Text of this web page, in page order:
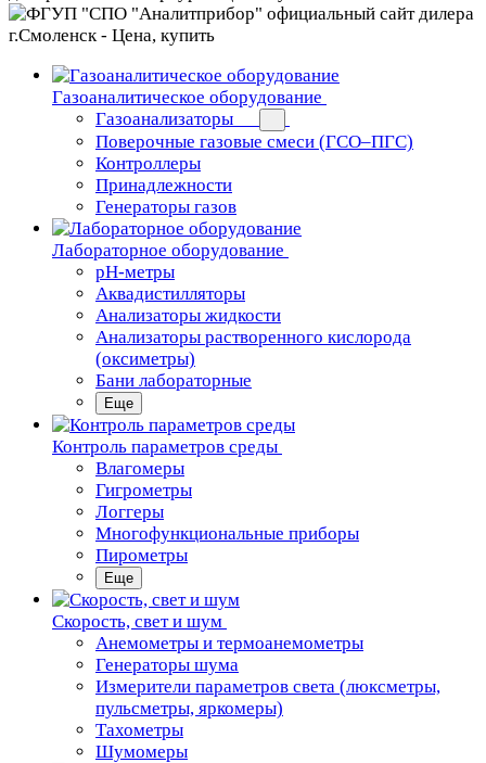
Газоаналитическое оборудование
Газоанализаторы
Поверочные газовые смеси (ГСО–ПГС)
Контроллеры
Принадлежности
Генераторы газов
Лабораторное оборудование
pH-метры
Аквадистилляторы
Анализаторы жидкости
Анализаторы растворенного кислорода
(оксиметры)
Бани лабораторные
Еще
Контроль параметров среды
Влагомеры
Гигрометры
Логгеры
Многофункциональные приборы
Пирометры
Еще
Скорость, свет и шум
Анемометры и термоанемометры
Генераторы шума
Измерители параметров света (люксметры,
пульсметры, яркомеры)
Тахометры
Шумомеры